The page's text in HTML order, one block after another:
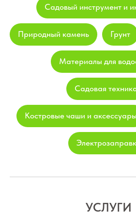
Садовый инструмент и
Природный камень Грунт
Материалы для
Садовая
Костровые чаши и аксессуары
УСЛУГИ